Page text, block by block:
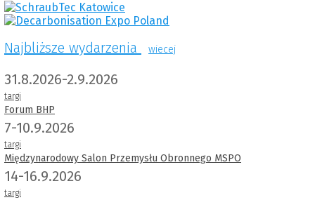
Najbliższe wydarzenia wiecej
31.8.2026-2.9.2026
targi
Forum BHP
7-10.9.2026
targi
Międzynarodowy Salon Przemysłu Obronnego MSPO
14-16.9.2026
targi